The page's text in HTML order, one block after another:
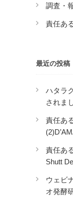
調査・
責任あ
最近の投稿
ハタラ
されま
責任あ
責任あ
Shutt
ウェビ
オ発酵